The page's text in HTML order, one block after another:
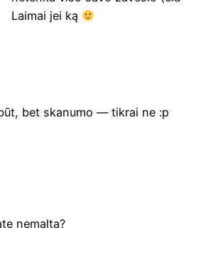
Lai­mai jei ką
bet ska­nu­mo — tik­rai ne :p
nemalta?